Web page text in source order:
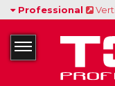
Professional